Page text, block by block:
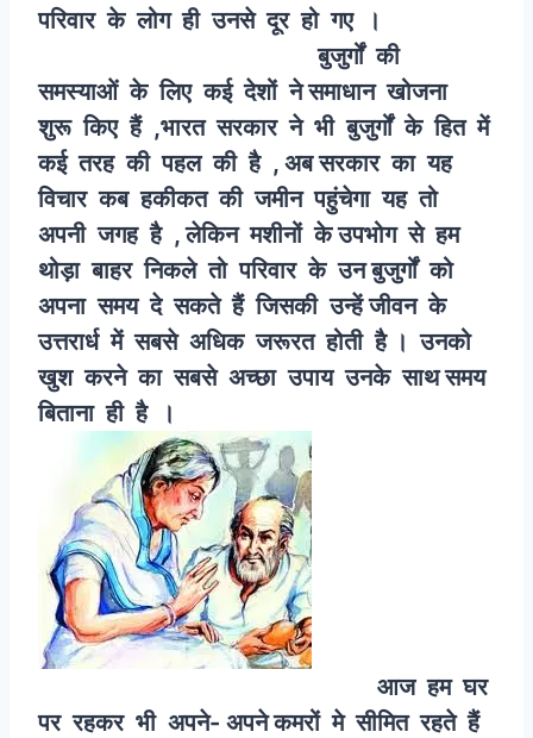
परिवार के लोग ही उनसे दूर हो गए ।
बुजुर्गों की
समस्याओं के लिए कई देशों ने समाधान खोजना
शुरू किए हैं ,भारत सरकार ने भी बुजुर्गों के हित में
कई तरह की पहल की है , अब सरकार का यह
विचार कब हकीकत की जमीन पहुंचेगा यह तो
अपनी जगह है , लेकिन मशीनों के उपभोग से हम
थोड़ा बाहर निकले तो परिवार के उन बुजुर्गों को
अपना समय दे सकते हैं जिसकी उन्हें जीवन के
उत्तरार्ध में सबसे अधिक जरूरत होती है । उनको
खुश करने का सबसे अच्छा उपाय उनके साथ समय
बिताना ही है ।
आज हम घर
पर रहकर भी अपने- अपने कमरों मे सीमित रहते हैं